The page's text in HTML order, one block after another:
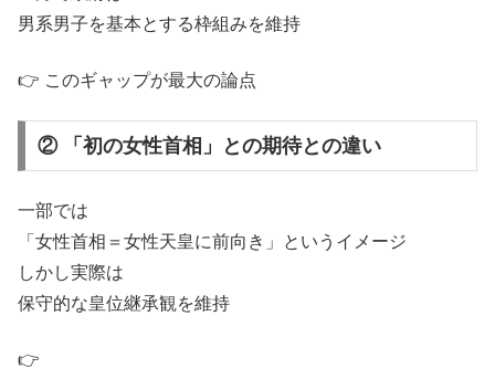
男系男子を基本とする枠組みを維持
👉 このギャップが最大の論点
② 「初の女性首相」との期待との違い
一部では
「女性首相＝女性天皇に前向き」というイメージ
しかし実際は
保守的な皇位継承観を維持
👉